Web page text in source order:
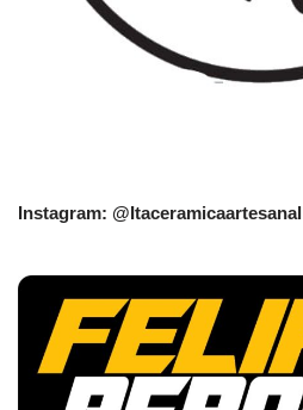
Instagram: @Itaceramicaartesanal